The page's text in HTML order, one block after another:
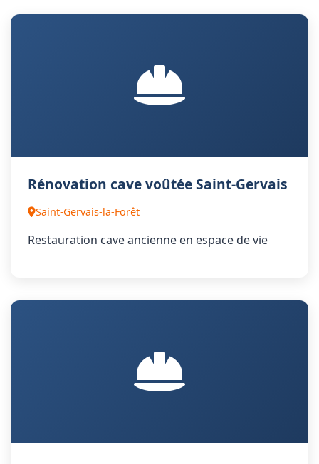
Rénovation cave voûtée Saint-Gervais
Saint-Gervais-la-Forêt
Restauration cave ancienne en espace de vie